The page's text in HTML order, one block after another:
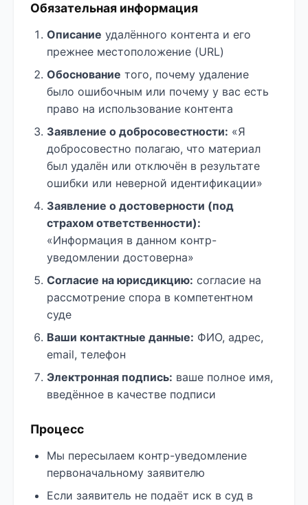
Обязательная информация
Описание удалённого контента и его
прежнее местоположение (URL)
Обоснование того, почему удаление
было ошибочным или почему у вас есть
право на использование контента
Заявление о добросовестности: «Я
добросовестно полагаю, что материал
был удалён или отключён в результате
ошибки или неверной идентификации»
Заявление о достоверности (под
страхом ответственности):
«Информация в данном контр-
уведомлении достоверна»
Согласие на юрисдикцию: согласие на
рассмотрение спора в компетентном
суде
Ваши контактные данные: ФИО, адрес,
email, телефон
Электронная подпись: ваше полное имя,
введённое в качестве подписи
Процесс
Мы пересылаем контр-уведомление
первоначальному заявителю
Если заявитель не подаёт иск в суд в